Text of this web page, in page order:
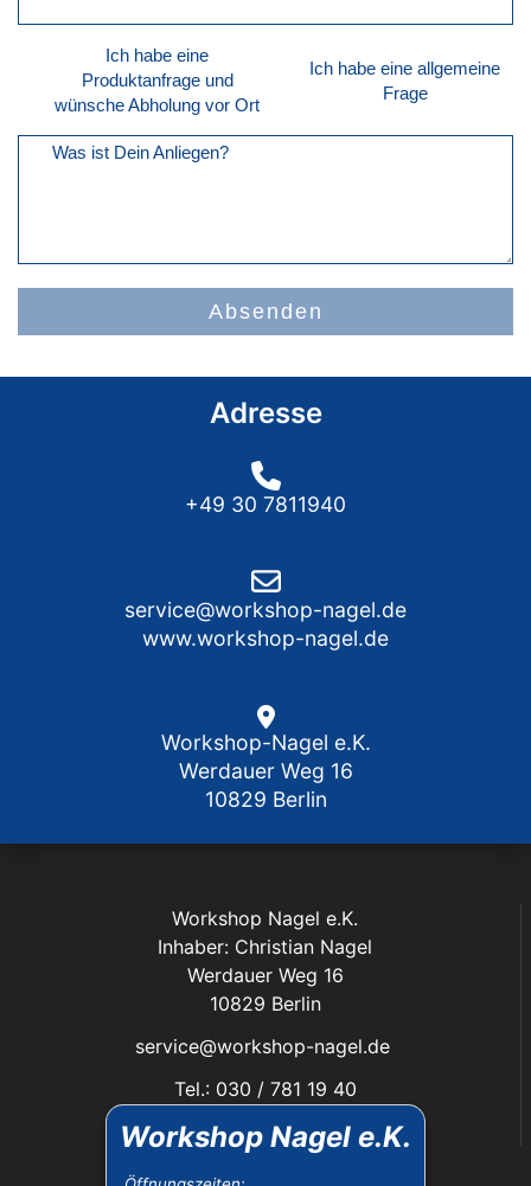
Workshop Nagel e.K.
Ich habe eine
Produktanfrage und
wünsche Abholung vor Ort
Ich habe eine allgemeine
Frage
Was ist Dein Anliegen?
Absenden
Adresse
+49 30 7811940
service@workshop-nagel.de
www.workshop-nagel.de
Workshop-Nagel e.K.
Werdauer Weg 16
10829 Berlin
Workshop Nagel e.K.
Inhaber: Christian Nagel
Werdauer Weg 16
10829 Berlin
service@workshop-nagel.de
Tel.: 030 / 781 19 40
Das Unternehmen: